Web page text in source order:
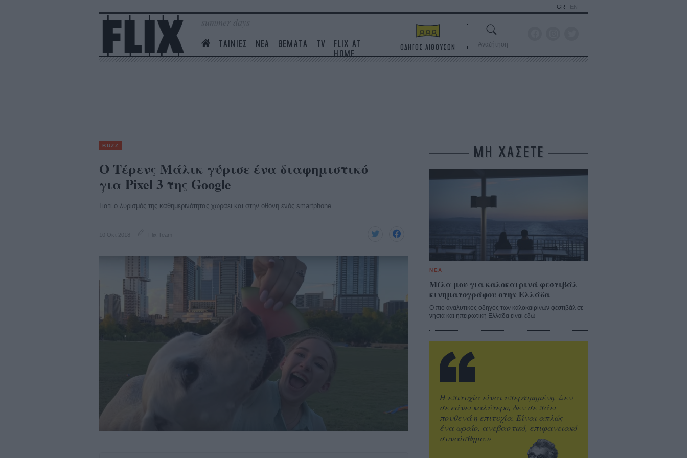
summer days
ΤΑΙΝΙΕΣ ΝΕΑ ΘΕΜΑΤΑ TV
FLIX AT
HOME
GR EN
ΟΔΗΓΟΣ ΑΙΘΟΥΣΩΝ Αναζήτηση
BUZZ
Ο Τέρενς Μάλικ γύρισε ένα διαφημιστικό
για Pixel 3 της Google
Γιατί ο λυρισμός της καθημερινότητας χωράει και στην οθόνη ενός smartphone.
10 Οκτ 2018 Flix Team
ΜΗ ΧΑΣΕΤΕ
ΝΕΑ
Μίλα μου για καλοκαιρινά φεστιβάλ
κινηματογράφου στην Ελλάδα
Ο πιο αναλυτικός οδηγός των καλοκαιρινών φεστιβάλ σε
νησιά και ηπειρωτική Ελλάδα είναι εδώ
Η επιτυχία είναι υπερτιμημένη. Δεν
σε κάνει καλύτερο, δεν σε πάει
πουθενά η επιτυχία. Είναι απλώς
ένα ωραίο, ανεβαστικό, επιφανειακό
συναίσθημα.»